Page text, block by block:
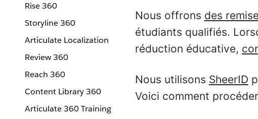
Rise 360
Storyline 360
Articulate Localization
Review 360
Reach 360
Content Library 360
Articulate 360 Training
Nous offrons des
étudiants qualifiés.
réduction éducative,
Nous utilisons SheerID
Voici comment